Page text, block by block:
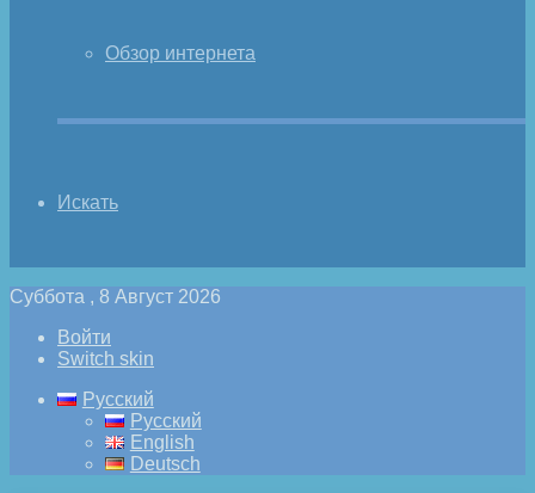
Обзор интернета
Искать
Суббота , 8 Август 2026
Войти
Switch skin
Русский
Русский
English
Deutsch